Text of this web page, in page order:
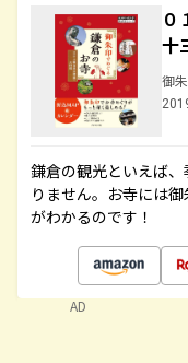
十
御
鎌倉の観光といえば
りません。お寺には
がわかるのです！
AD